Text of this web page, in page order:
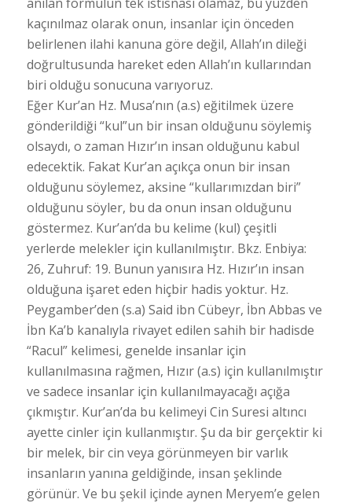
kaçınılmaz olarak onun, insanlar için önceden
belirlenen ilahi kanuna göre değil, Allah’ın dileği
doğrultusunda hareket eden Allah’ın kullarından
biri olduğu sonucuna varıyoruz.
Eğer Kur’an Hz. Musa’nın (a.s) eğitilmek üzere
gönderildiği “kul”un bir insan olduğunu söylemiş
olsaydı, o zaman Hızır’ın insan olduğunu kabul
edecektik. Fakat Kur’an açıkça onun bir insan
olduğunu söylemez, aksine “kullarımızdan biri”
olduğunu söyler, bu da onun insan olduğunu
göstermez. Kur’an’da bu kelime (kul) çeşitli
yerlerde melekler için kullanılmıştır. Bkz. Enbiya:
26, Zuhruf: 19. Bunun yanısıra Hz. Hızır’ın insan
olduğuna işaret eden hiçbir hadis yoktur. Hz.
Peygamber’den (s.a) Said ibn Cübeyr, İbn Abbas ve
İbn Ka’b kanalıyla rivayet edilen sahih bir hadisde
“Racul” kelimesi, genelde insanlar için
kullanılmasına rağmen, Hızır (a.s) için kullanılmıştır
ve sadece insanlar için kullanılmayacağı açığa
çıkmıştır. Kur’an’da bu kelimeyi Cin Suresi altıncı
ayette cinler için kullanmıştır. Şu da bir gerçektir ki
bir melek, bir cin veya görünmeyen bir varlık
insanların yanına geldiğinde, insan şeklinde
görünür. Ve bu şekil içinde aynen Meryem’e gelen